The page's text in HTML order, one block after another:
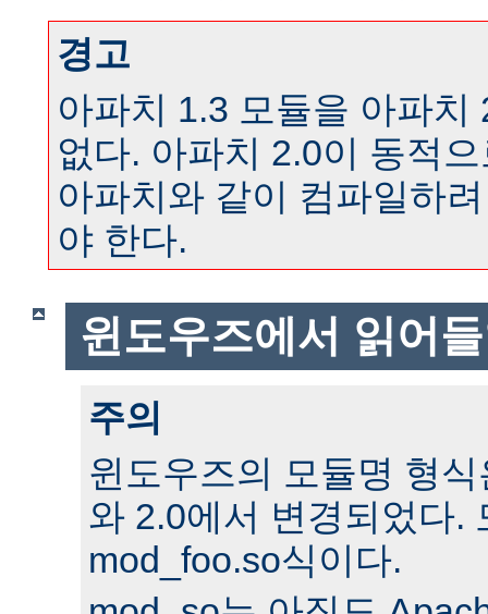
경고
아파치 1.3 모듈을 아파치
없다. 아파치 2.0이 동적
아파치와 같이 컴파일하
야 한다.
윈도우즈에서 읽어
주의
윈도우즈의 모듈명 형
와 2.0에서 변경되었다.
mod_foo.so식이다.